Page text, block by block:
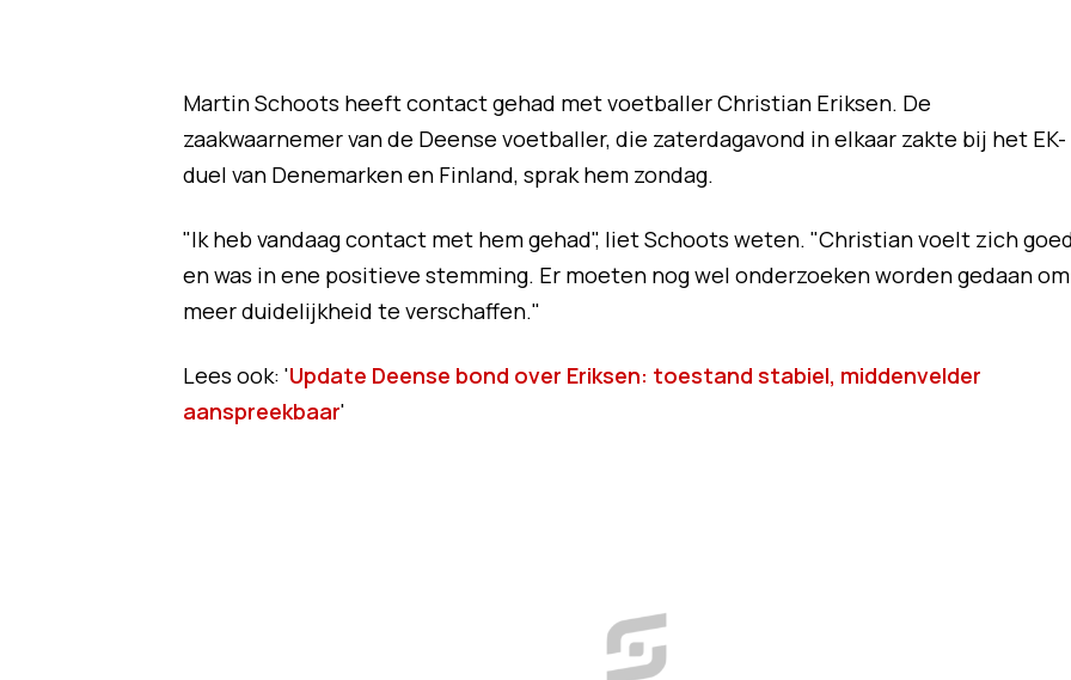
Martin Schoots heeft contact gehad met voetballer Christian Eriksen. De
zaakwaarnemer van de Deense voetballer, die zaterdagavond in elkaar zakte bij het EK-
duel van Denemarken en Finland, sprak hem zondag.
"Ik heb vandaag contact met hem gehad", liet Schoots weten. "Christian voelt zich
en was in ene positieve stemming. Er moeten nog wel onderzoeken worden gedaan om
meer duidelijkheid te verschaffen."
Lees ook: 'Update Deense bond over Eriksen: toestand stabiel, middenvelder
aanspreekbaar'